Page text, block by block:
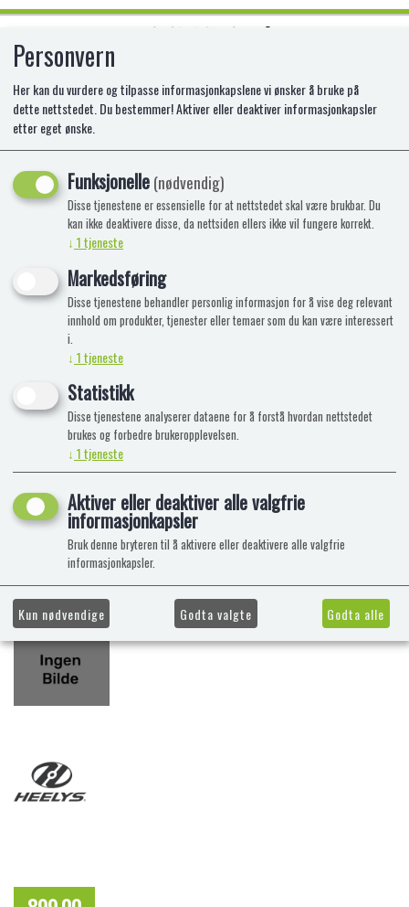
HEELYS CLASSIC X2
SORT/HVIT/BLÅ
Personvern
Her kan du vurdere og tilpasse informasjonkapslene vi ønsker å bruke på
dette nettstedet. Du bestemmer! Aktiver eller deaktiver informasjonkapsler
etter eget ønske.
Funksjonelle(nødvendig)
Disse tjenestene er essensielle for at nettstedet skal være brukbar. Du
kan ikke deaktivere disse, da nettsiden ellers ikke vil fungere korrekt.
↓ 1tjeneste
Markedsføring
Disse tjenestene behandler personlig informasjon for å vise deg relevant
innhold om produkter, tjenester eller temaer som du kan være interessert
i.
↓ 1tjeneste
Statistikk
Disse tjenestene analyserer dataene for å forstå hvordan nettstedet
brukes og forbedre brukeropplevelsen.
↓ 1tjeneste
Aktiver eller deaktiver alle valgfrie
informasjonkapsler
Bruk denne bryteren til å aktivere eller deaktivere alle valgfrie
informasjonkapsler.
Kun nødvendige Godta valgte Godta alle